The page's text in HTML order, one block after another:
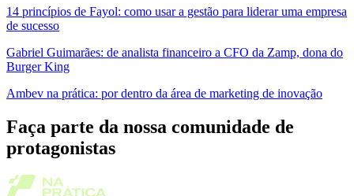
14 princípios de Fayol: como usar a gestão para liderar uma empresa
de sucesso
Gabriel Guimarães: de analista financeiro a CFO da Zamp, dona do
Burger King
Ambev na prática: por dentro da área de marketing de inovação
Faça parte da nossa comunidade de
protagonistas